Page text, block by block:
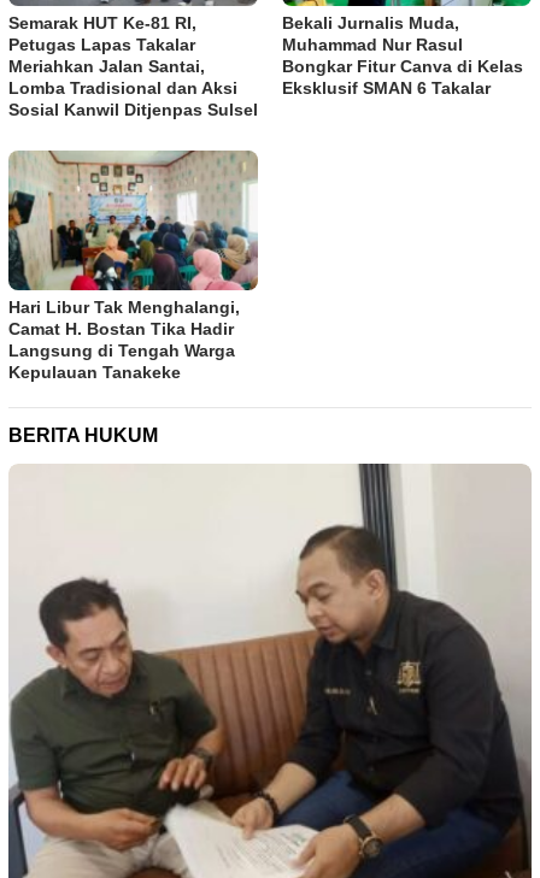
Semarak HUT Ke-81 RI,
Petugas Lapas Takalar
Meriahkan Jalan Santai,
Lomba Tradisional dan Aksi
Sosial Kanwil Ditjenpas Sulsel
Bekali Jurnalis Muda,
Muhammad Nur Rasul
Bongkar Fitur Canva di Kelas
Eksklusif SMAN 6 Takalar
Hari Libur Tak Menghalangi,
Camat H. Bostan Tika Hadir
Langsung di Tengah Warga
Kepulauan Tanakeke
BERITA HUKUM